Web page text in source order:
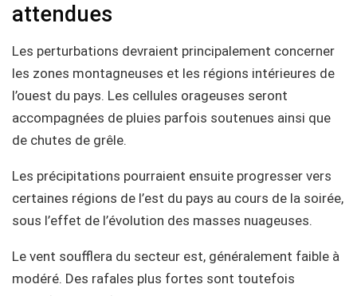
attendues
Les perturbations devraient principalement concerner
les zones montagneuses et les régions intérieures de
l’ouest du pays. Les cellules orageuses seront
accompagnées de pluies parfois soutenues ainsi que
de chutes de grêle.
Les précipitations pourraient ensuite progresser vers
certaines régions de l’est du pays au cours de la soirée,
sous l’effet de l’évolution des masses nuageuses.
Le vent soufflera du secteur est, généralement faible à
modéré. Des rafales plus fortes sont toutefois